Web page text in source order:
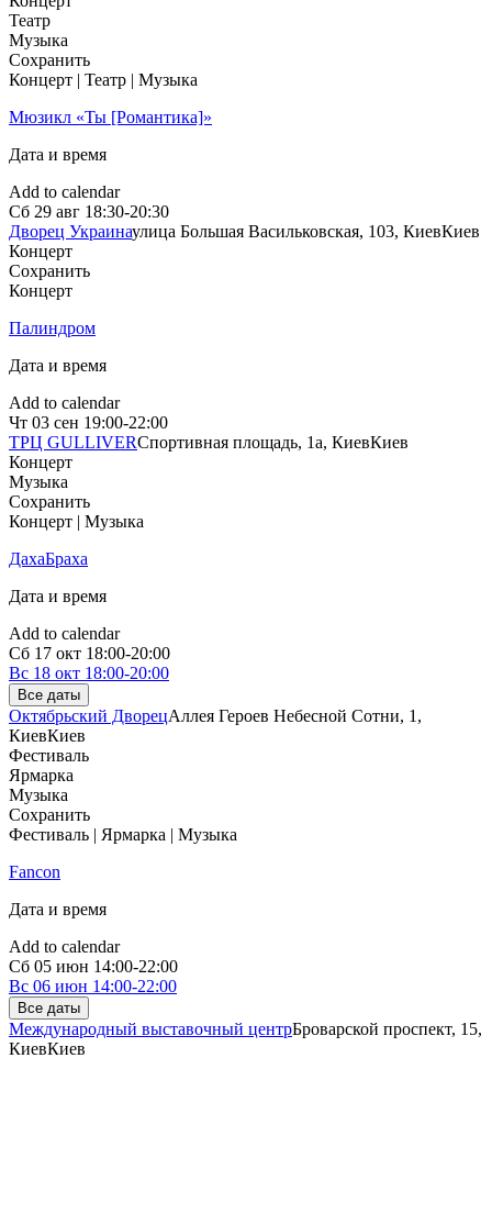
Театр
Музыка
Сохранить
Концерт | Театр | Музыка
Мюзикл «Ты [Романтика]»
Дата и время
Add to calendar
Сб 29 авг 18:30-20:30
Дворец Украинаулица Большая Васильковская, 103, КиевКиев
Концерт
Сохранить
Концерт
Палиндром
Дата и время
Add to calendar
Чт 03 сен 19:00-22:00
ТРЦ GULLIVERСпортивная площадь, 1a, КиевКиев
Концерт
Музыка
Сохранить
Концерт | Музыка
ДахаБраха
Дата и время
Add to calendar
Сб 17 окт 18:00-20:00
Вс 18 окт 18:00-20:00
Все даты
Октябрьский ДворецАллея Героев Небесной Сотни, 1,
КиевКиев
Фестиваль
Ярмарка
Музыка
Сохранить
Фестиваль | Ярмарка | Музыка
Fancon
Дата и время
Add to calendar
Сб 05 июн 14:00-22:00
Вс 06 июн 14:00-22:00
Все даты
Международный выставочный центрБроварской проспект, 15,
КиевКиев